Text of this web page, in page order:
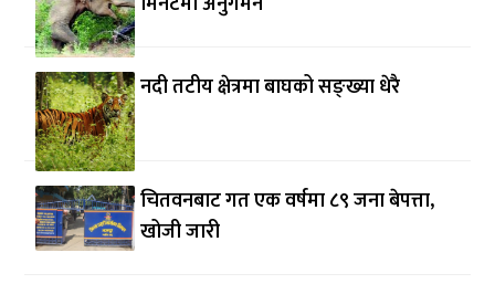
नदी तटीय क्षेत्रमा बाघको सङ्ख्या धेरै
चितवनबाट गत एक वर्षमा ८९ जना बेपत्ता,
खोजी जारी